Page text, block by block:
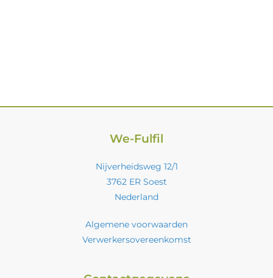
We-Fulfil
Nijverheidsweg 12/1
3762 ER Soest
Nederland
Algemene voorwaarden
Verwerkersovereenkomst